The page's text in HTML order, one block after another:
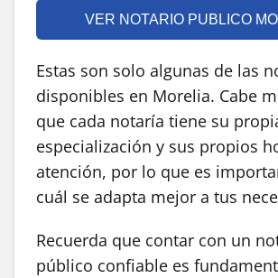
VER NOTARIO PUBLICO
Estas son solo algunas de las
disponibles en Morelia. Cabe
que cada notaría tiene su
especialización y sus propios
atención, por lo que es
cuál se adapta mejor a tus
Recuerda que contar con un
público confiable es